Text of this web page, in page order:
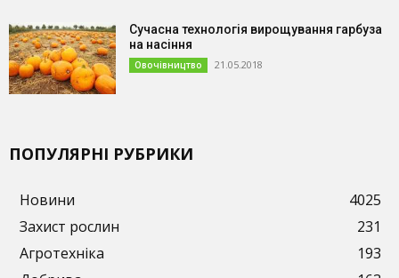
Сучасна технологія вирощування гарбуза
на насіння
Овочівництво 21.05.2018
ПОПУЛЯРНІ РУБРИКИ
Новини
4025
Захист рослин
231
Агротехніка
193